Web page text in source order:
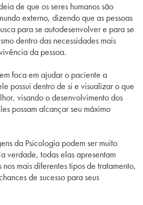
de que os seres humanos são
externo, dizendo que as pessoas
para se autodesenvolver e para se
dentro das necessidades mais
da pessoa.
foca em ajudar o paciente a
possui dentro de si e visualizar o que
visando o desenvolvimento dos
possam alcançar seu máximo
da Psicologia podem ser muito
verdade, todas elas apresentam
mais diferentes tipos de tratamento,
de sucesso para seus